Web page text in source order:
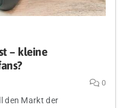
– kleine
0
den Markt der